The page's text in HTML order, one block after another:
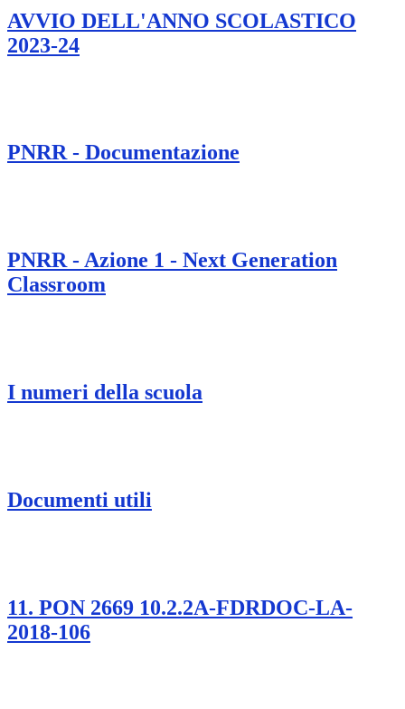
AVVIO DELL'ANNO SCOLASTICO
2023-24
PNRR - Documentazione
PNRR - Azione 1 - Next Generation
Classroom
I numeri della scuola
Documenti utili
11. PON 2669 10.2.2A-FDRDOC-LA-
2018-106